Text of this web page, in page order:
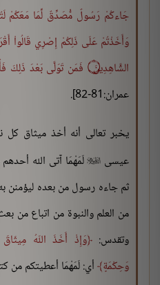
جَاءكُمْ رَسُولٌ مُّصَدِّقٌ لِّمَا مَعَكُمْ
وَأَخَذْتُمْ عَلَى ذَلِكُمْ إِصْرِي قَالُواْ
الشَّاهِدِينَ ۝ فَمَن تَوَلَّى بَعْدَ ذَلِكَ فَأُوْلَئِكَ هُمُ الْفَاسِقُونَ
عمران:81-82].
يخبر تعالى أنه أخذ ميثاق
عيسى لَمَهْمَا آتى الله
ثم جاءه رسول من بعده ليؤمنن
من العلم والنبوة من اتباع من
وتقدس: وَإِذْ أَخَذَ اللّهُ
وَحِكْمَةٍ أي: لَمَهْمَا أعطيتكم من